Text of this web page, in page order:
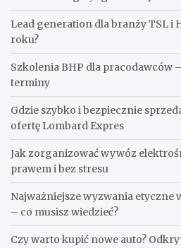
Lead generation dla branży TSL i
roku?
Szkolenia BHP dla pracodawców
terminy
Gdzie szybko i bezpiecznie
ofertę Lombard Expres
Jak zorganizować wywóz
prawem i bez stresu
Najważniejsze wyzwania etyczne
– co musisz wiedzieć?
Czy warto kupić nowe auto?